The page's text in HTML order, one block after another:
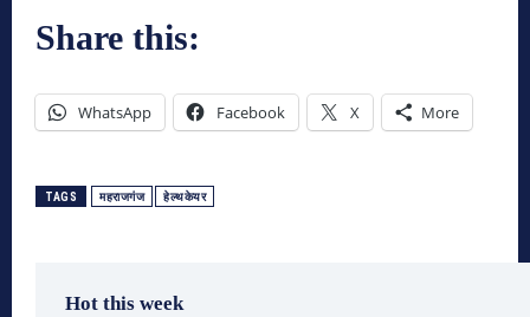
Share this:
WhatsApp Facebook X More
TAGS महराजगंज हेल्थकेयर
Hot this week